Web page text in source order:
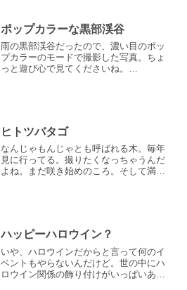
ポップカラーな黒部渓谷
雨の黒部渓谷だったので、濃い目のポッ
プカラーのモードで撮影した写真。ちょ
っと遊び心で見てくださいね。
ヒトツバタゴ
なんじゃもんじゃとも呼ばれる木。毎年
見に行ってる。撮りたくなっちゃうんだ
よね。まだ咲き始めのころ。そして満
ハッピーハロウイン？
いや、ハロウインだからと言って何のイ
ベントもやらないんだけど。世の中にハ
ロウイン関係の飾り付けがいっぱいある